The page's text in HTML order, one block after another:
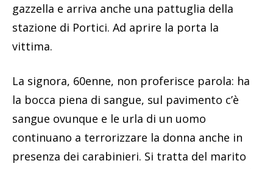
gazzella e arriva anche una pattuglia della
stazione di Portici. Ad aprire la porta la
vittima.
La signora, 60enne, non proferisce parola: ha
la bocca piena di sangue, sul pavimento c’è
sangue ovunque e le urla di un uomo
continuano a terrorizzare la donna anche in
presenza dei carabinieri. Si tratta del marito